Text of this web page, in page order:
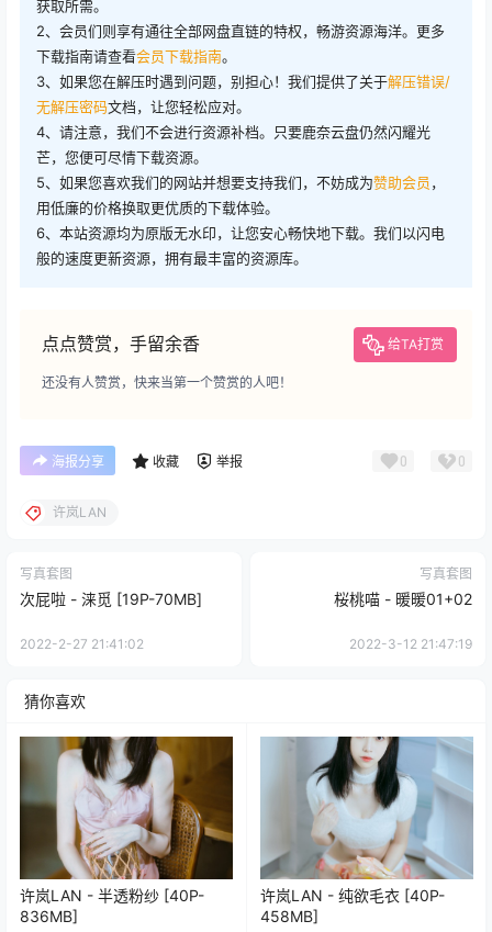
获取所需。
2、会员们则享有通往全部网盘直链的特权，畅游资源海洋。更多
下载指南请查看会员下载指南。
3、如果您在解压时遇到问题，别担心！我们提供了关于解压错误/
无解压密码文档，让您轻松应对。
4、请注意，我们不会进行资源补档。只要鹿奈云盘仍然闪耀光
芒，您便可尽情下载资源。
5、如果您喜欢我们的网站并想要支持我们，不妨成为赞助会员，
用低廉的价格换取更优质的下载体验。
6、本站资源均为原版无水印，让您安心畅快地下载。我们以闪电
般的速度更新资源，拥有最丰富的资源库。
点点赞赏，手留余香 给TA打赏
还没有人赞赏，快来当第一个赞赏的人吧！
海报分享 收藏 举报 0 0
许岚LAN
写真套图
次屁啦 - 涞觅 [19P-70MB]
2022-2-27 21:41:02
写真套图
桜桃喵 - 暖暖01+02
2022-3-12 21:47:19
猜你喜欢
许岚LAN - 半透粉纱 [40P-
836MB]
许岚LAN - 纯欲毛衣 [40P-
458MB]